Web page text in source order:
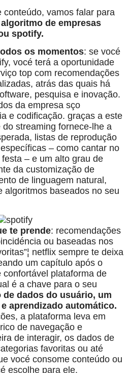
vamos falar para
de empresas
spotify.
os momentos: se vocé
vocé terá a oportunidade
top com recomendações
atrás das quais há
pesquisa e inovação.
da empresa sço
e codificação. graças a este
streaming fornece-lhe a
listas de reprodução
– como cantar no
– e um alto grau de
da customização de
de linguagem natural,
algoritmos baseados no seu
te prende: recomendações
ou baseadas nos
netflix sempre te deixa
um capítulo após o
plataforma de
é a chave para o seu
de dados do usuário, um
aprendizado automático.
a plataforma leva em
de navegação e
de interagir, os dados de
favoritas ou até
vocé consome conteúdo ou
escolhe para ele.